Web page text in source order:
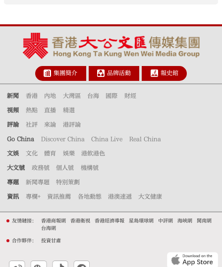
集團簡介 品牌活動 報史館
新聞 香港 內地 大灣區 台海 國際 財經
視頻 熱點 直播 精選
評論 社評 來論 港評論
Go China Discover China China Live Real China
文娛 文化 體育 娛樂 港飲港色
大文號 政務號 個人號 機構號
專題 新聞專題 特別策劃
資訊 專欄+ 資訊推薦 各地動態 港澳速遞 大文健康
友情鏈接： 香港商報網 香港衛視 香港經濟導報 星島環球網 中評網 海峽網
閩南網
台海網
合作夥伴： 投資甘肅